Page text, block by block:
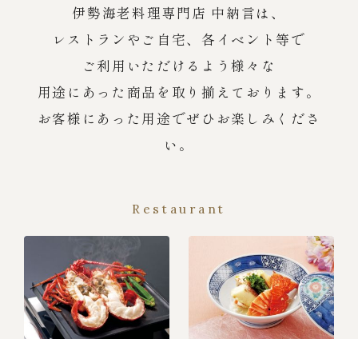
伊勢海老料理専門店 中納言は、
レストランやご自宅、各イベント等で
ご利用いただけるよう様々な
用途にあった商品を取り揃えております。
お客様にあった用途でぜひお楽しみくださ
い。
Restaurant